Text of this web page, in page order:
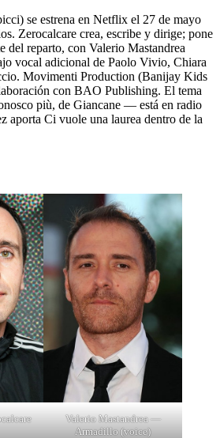
se estrena en Netflix el 27 de mayo
Zerocalcare crea, escribe y dirige; pone
del reparto, con Valerio Mastandrea
vocal adicional de Paolo Vivio, Chiara
Movimenti Production (Banijay Kids
con BAO Publishing. El tema
più, de Giancane — está en radio
aporta Ci vuole una laurea dentro de la
Valerio Mastandrea —
Armadillo (voice)